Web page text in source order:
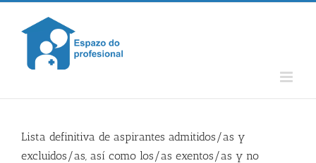
Skip
content
Lista definitiva de aspirantes admitidos/as y
excluidos/as, así como los/as exentos/as y no